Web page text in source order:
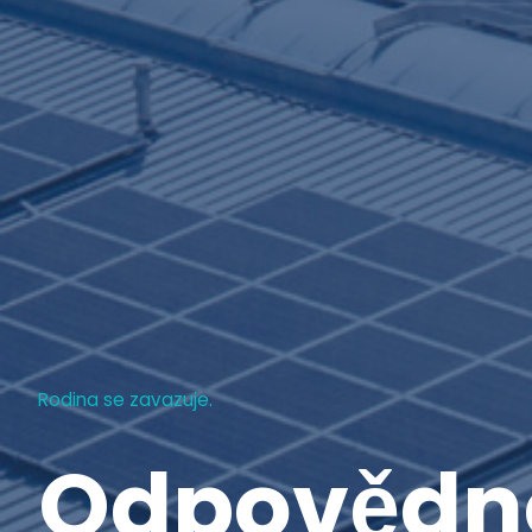
Rodina se zavazuje.